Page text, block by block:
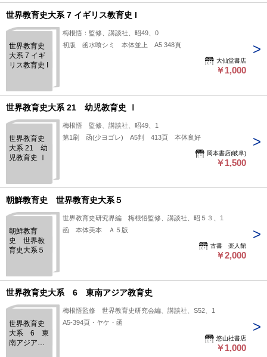
世界教育史大系 7 イギリス教育史 I
世界教育史
大系 7 イギ
リス教育史 I
梅根悟：監修、講談社、昭49、0
初版 函水喰シミ 本体並上 A5 348頁
大仙堂書店
￥1,000
世界教育史大系 21 幼児教育史 Ⅰ
世界教育史
大系 21 幼
児教育史 Ⅰ
梅根悟 監修、講談社、昭49、1
第1刷 函(少ヨゴレ) A5判 413頁 本体良好
岡本書店(岐阜)
￥1,500
朝鮮教育史 世界教育史大系５
朝鮮教育
史 世界教
育史大系５
世界教育史研究界編 梅根悟監修、講談社、昭５３、1
函 本体美本 Ａ５版
古書 楽人館
￥2,000
世界教育史大系 6 東南アジア教育史
世界教育史
大系 6 東
南アジア教
梅根悟監修 世界教育史研究会編、講談社、S52、1
A5-394頁・ヤケ・函
悠山社書店
￥1,000